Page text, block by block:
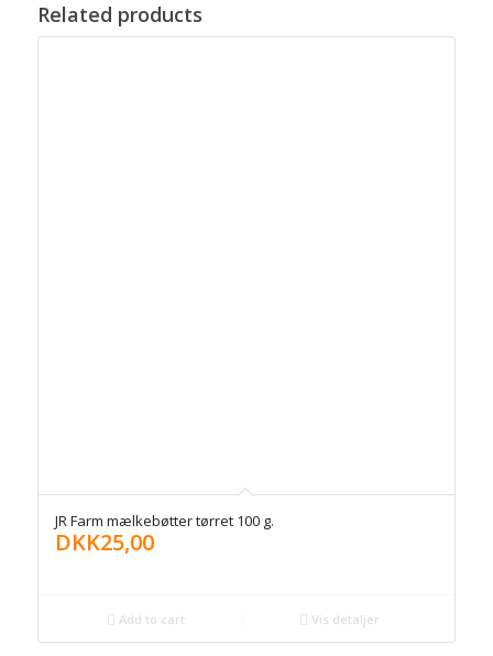
Related products
JR Farm mælkebøtter tørret 100 g.
DKK25,00
Add to cart Vis detaljer